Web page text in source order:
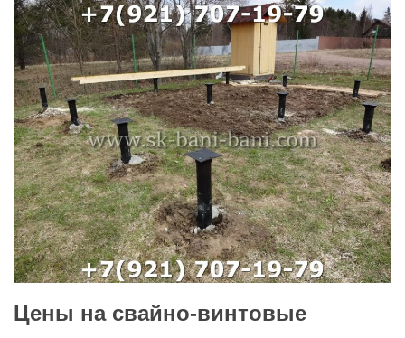
Цены на свайно-винтовые